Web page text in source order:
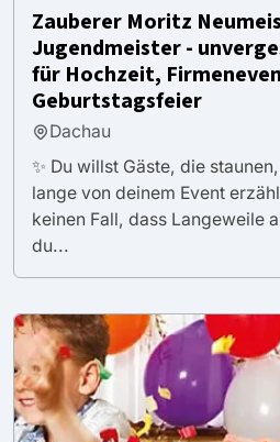
Zauberer Moritz
Jugendmeister -
für Hochzeit,
Geburtstagsfeier
Dachau
✨ Du willst Gäste, die
lange von deinem Event
keinen Fall, dass Langeweile
du...